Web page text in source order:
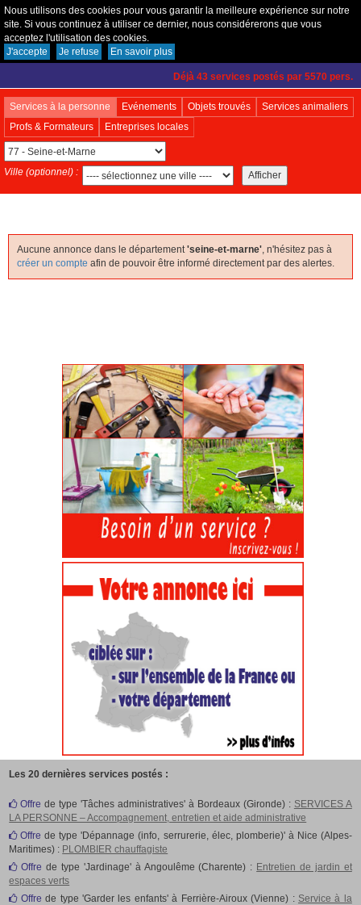
Nous utilisons des cookies pour vous garantir la meilleure expérience sur notre
site. Si vous continuez à utiliser ce dernier, nous considérerons que vous
acceptez l'utilisation des cookies.
J'accepte
Je refuse En savoir plusCréer un compte
Déjà 43 services postés par 5570 pers.
Services à la personne Evénements Objets trouvés
Services animaliers
Profs & Formateurs
Entreprises locales
Ville (optionnel) :
Aucune annonce dans le département'seine-et-marne', n'hésitez pas à
créer un compte afin de pouvoir être informé directement par des alertes.
Les 20 dernières services postés :
Offre de type 'Tâches administratives' à Bordeaux (Gironde) : SERVICES A
LA PERSONNE – Accompagnement, entretien et aide administrative
Offre de type 'Dépannage (info, serrurerie, élec, plomberie)' à Nice (Alpes-
Maritimes) : PLOMBIER chauffagiste
Offre de type 'Jardinage' à Angoulême (Charente) : Entretien de jardin et
espaces verts
Offre de type 'Garder les enfants' à Ferrière-Airoux (Vienne) : Service à la